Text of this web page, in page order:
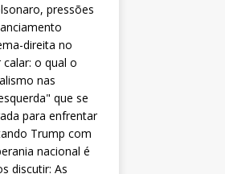
pressões
direita no
o qual o
nas
que se
para enfrentar
Trump com
nacional é
discutir: As